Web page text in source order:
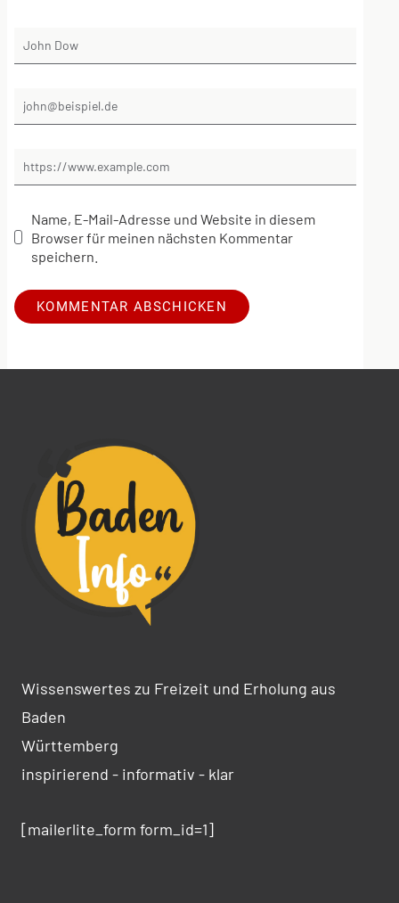
Name, E-Mail-Adresse und Website in diesem
Browser für meinen nächsten Kommentar
speichern.
Wissenswertes zu Freizeit und Erholung aus
Baden
Württemberg
inspirierend - informativ - klar
[mailerlite_form form_id=1]